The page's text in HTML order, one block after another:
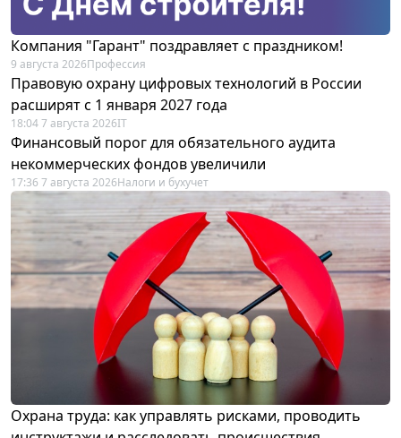
Компания "Гарант" поздравляет с праздником!
9 августа 2026Профессия
Правовую охрану цифровых технологий в России
расширят с 1 января 2027 года
18:04 7 августа 2026IT
Финансовый порог для обязательного аудита
некоммерческих фондов увеличили
17:36 7 августа 2026Налоги и бухучет
Охрана труда: как управлять рисками, проводить